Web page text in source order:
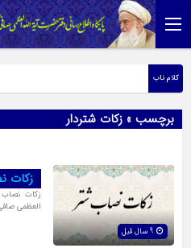
کلام ناب
برچسب » زکات شتردار
زکات
زکات
العظمی